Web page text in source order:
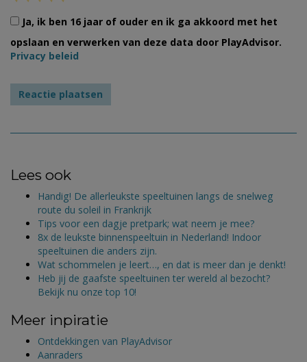
Ja, ik ben 16 jaar of ouder en ik ga akkoord met het
opslaan en verwerken van deze data door PlayAdvisor.
Privacy beleid
Lees ook
Handig! De allerleukste speeltuinen langs de snelweg
route du soleil in Frankrijk
Tips voor een dagje pretpark; wat neem je mee?
8x de leukste binnenspeeltuin in Nederland! Indoor
speeltuinen die anders zijn.
Wat schommelen je leert…, en dat is meer dan je denkt!
Heb jij de gaafste speeltuinen ter wereld al bezocht?
Bekijk nu onze top 10!
Meer inpiratie
Ontdekkingen van PlayAdvisor
Aanraders